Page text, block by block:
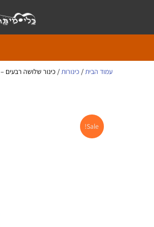
עמוד הבית/ כינורות/ כינור שלושה רבעים – V-80S
Sale!